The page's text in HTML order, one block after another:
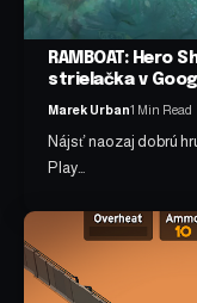
RAMBOAT: Hero
strielačka v
Marek Urban1 Min Read
Nájsť naozaj dobrú
Play…